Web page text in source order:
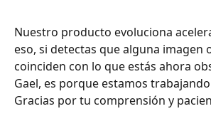
Nuestro producto evoluciona
eso, si detectas que alguna imagen
coinciden con lo que estás ahora
Gael, es porque estamos
Gracias por tu comprensión y